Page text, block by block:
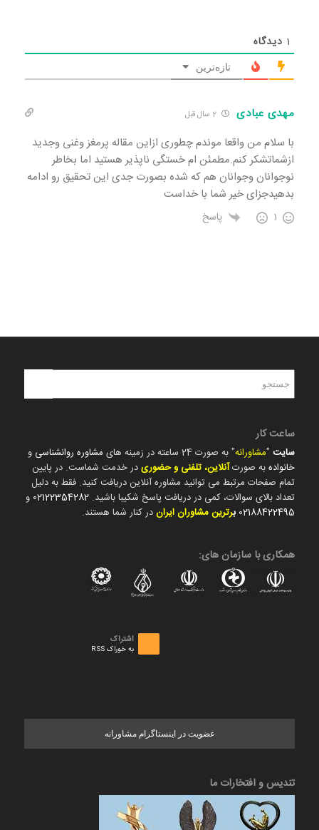
1 دیدگاه
تازه‌ترین
مهدی عبادی
با سلام من واقعا موندم چطوری ازاین مقاله پرمغز وغنی وجدید
ازشماتشکر کنم.مطمئن ام خستگی ناپذیر هستید اما بخاطر
نوجوانان وجوانان هم که شده بصورت جدی این تحقیق رو ادامه
بدهیدجزای خیر شما با خداست
1 پاسخ
ساعت کار
سایت"مشاورانه" به صورت 24 ساعته در زمینه های مشاوره روانشناسی و
خانوادهبه صورتآنلاین، تلفنی و حضوریدر خدمت شماست. در پایین
تمام صفحات مرتبط می توانید مشاوره آنلاین دریافت کنید. فقط به دلیل
تعداد بالای سوالات، کمی در دریافت پاسخ شکیبا باشید. 02122354282 و
02188422495 برترین مشاوران ایراندر کنار شما هستند.
همکاری با سازمان های:
اشتراک
به خوراک RSS
عضویت در اینستاگرام مشاورانه
تندیس و افتخارات ما